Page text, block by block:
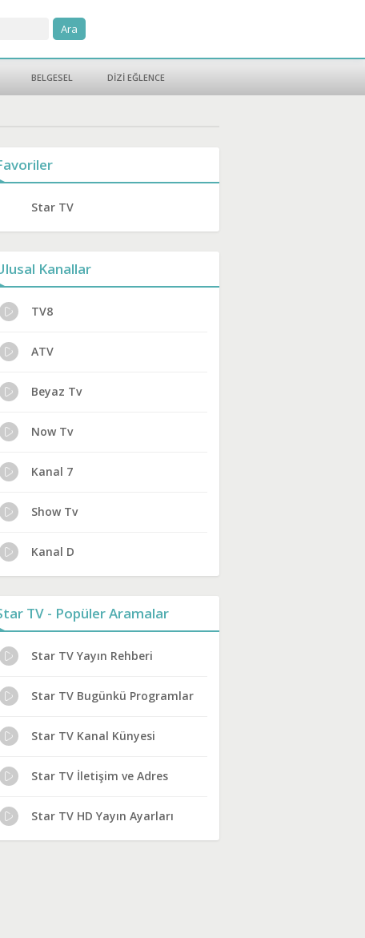
BELGESEL DİZİ EĞLENCE
Star TV
Kanallar
TV8
ATV
Beyaz Tv
Now Tv
Kanal 7
Show Tv
Kanal D
TV - Popüler Aramalar
Star TV Yayın Rehberi
Star TV Bugünkü Programlar
Star TV Kanal Künyesi
Star TV İletişim ve Adres
Star TV HD Yayın Ayarları